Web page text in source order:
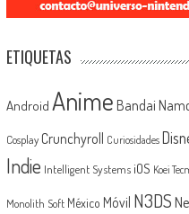
ETIQUETAS
Android Anime Bandai
Cosplay Crunchyroll Curiosidades
Indie Intelligent Systems iOS Koei
Monolith Soft México Móvil N3DS